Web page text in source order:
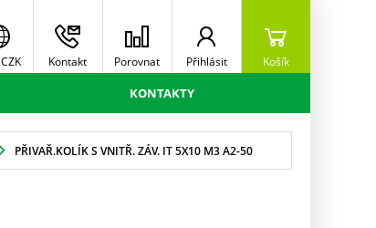
CZK Kontakt Porovnat Přihlásit Košík
KONTAKTY
PŘIVAŘ.KOLÍK S VNITŘ. ZÁV. IT 5X10 M3 A2-50